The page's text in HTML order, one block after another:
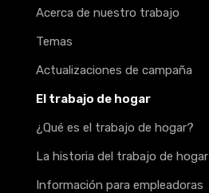
Acerca de nuestro trabajo
Temas
Actualizaciones de campaña
El trabajo de hogar
¿Qué es el trabajo de hogar?
La historia del trabajo de hogar
Información para empleadoras